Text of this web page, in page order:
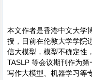
本文作者是香港中文大学
授，目前在伦敦大学学院
信大模型，模型不确定性
TASLP 等会议期刊作为
写作大模型、机器学习等